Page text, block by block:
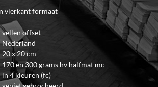
vierkant formaat
vellen offset
Nederland
20 x 20 cm
170 en 300 grams hv halfmat mc
in 4 kleuren (fc)